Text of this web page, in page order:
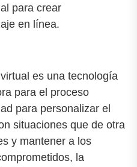
para crear
en línea.
es una tecnología
para el proceso
para personalizar el
situaciones que de otra
y mantener a los
la